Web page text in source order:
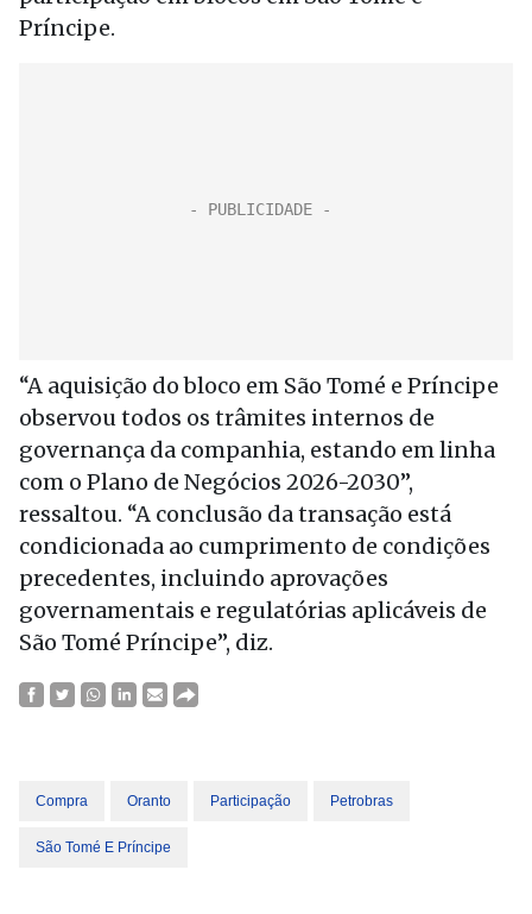
Príncipe.
“A aquisição do bloco em São Tomé e Príncipe
observou todos os trâmites internos de
governança da companhia, estando em linha
com o Plano de Negócios 2026-2030”,
ressaltou. “A conclusão da transação está
condicionada ao cumprimento de condições
precedentes, incluindo aprovações
governamentais e regulatórias aplicáveis de
São Tomé Príncipe”, diz.
Compra Oranto Participação Petrobras
São Tomé E Príncipe